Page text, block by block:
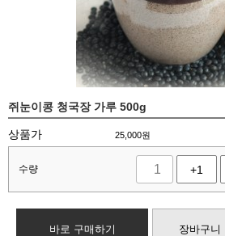
쥐눈이콩 청국장 가루 500g
상품가 25,000원
수량 +1
바로 구매하기 장바구니